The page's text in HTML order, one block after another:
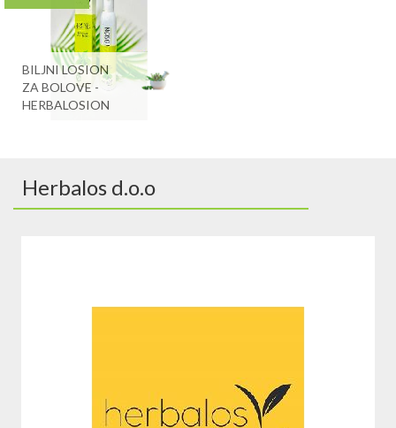
BILJNI LOSION
ZA BOLOVE -
HERBALOSION
Herbalos d.o.o